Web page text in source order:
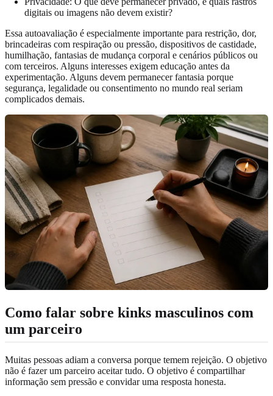
digitais ou imagens não devem existir?
Essa autoavaliação é especialmente importante para restrição, dor,
brincadeiras com respiração ou pressão, dispositivos de castidade,
humilhação, fantasias de mudança corporal e cenários públicos ou
com terceiros. Alguns interesses exigem educação antes da
experimentação. Alguns devem permanecer fantasia porque
segurança, legalidade ou consentimento no mundo real seriam
complicados demais.
Como falar sobre kinks masculinos com
um parceiro
Muitas pessoas adiam a conversa porque temem rejeição. O objetivo
não é fazer um parceiro aceitar tudo. O objetivo é compartilhar
informação sem pressão e convidar uma resposta honesta.